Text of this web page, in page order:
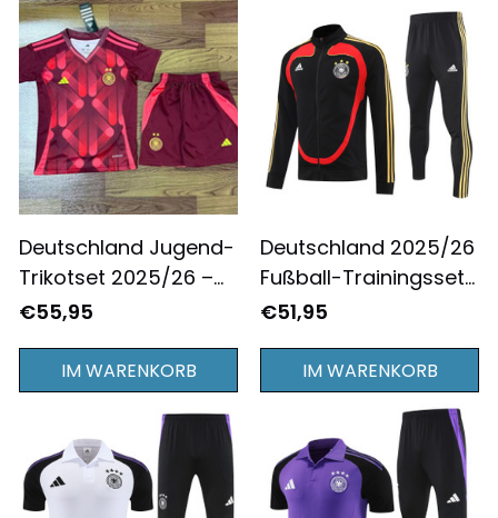
Deutschland Jugend-
Trikotset 2025/26 –
Auffälliges rotes
€55,95
IM WARENKORB
Deutschland 2025/26
Fußball-Trainingsset
– Black Fire mit
€51,95
IM WARENKORB